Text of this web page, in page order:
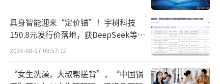
带来的投资收益分别为7.47亿元、16.07亿元、
16.39亿元、16.31亿元、18.54亿元、11.56亿
元，合计约为86.34亿元。
算，这部分收益大多仍停留在账面上。通过此
具身智能迎来“定价锚”！宇树科技
150.8元发行价落地，获DeepSeek等豪
华战配加持
2026-08-07 09:57:12
“女生洗澡，大叔帮搓背”，“中国锅